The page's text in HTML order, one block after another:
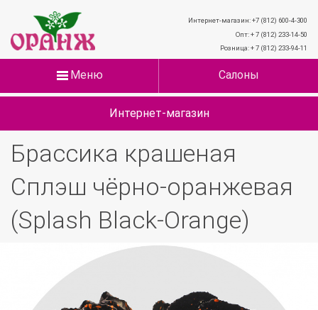
Интернет-магазин: +7 (812) 600-4-300
Опт: + 7 (812) 233-14-50
Розница: + 7 (812) 233-94-11
Меню Салоны
Интернет-магазин
Брассика крашеная
Сплэш чёрно-оранжевая
(Splash Black-Orange)